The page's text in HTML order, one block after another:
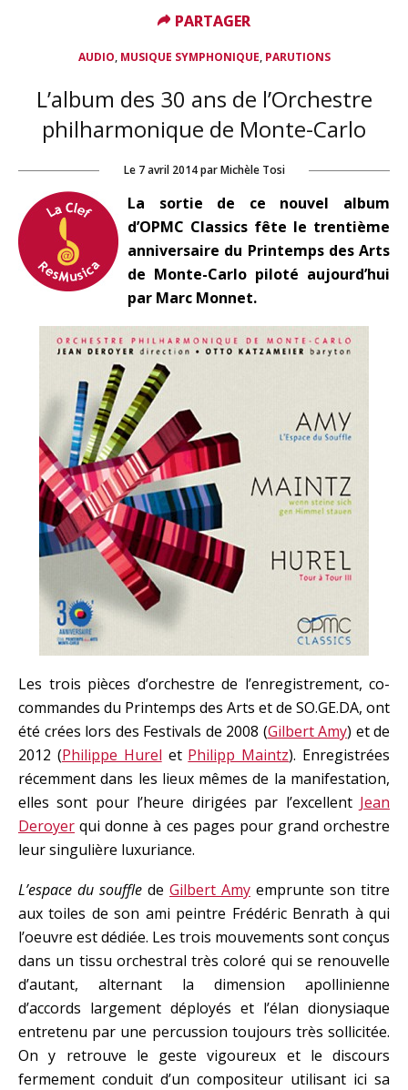
AUDIO, MUSIQUE SYMPHONIQUE, PARUTIONS
L’album des 30 ans de l’Orchestre
philharmonique de Monte-Carlo
Le 7 avril 2014 par Michèle Tosi
La sortie de ce nouvel album
d’OPMC Classics fête le trentième
anniversaire du Printemps des Arts
de Monte-Carlo piloté aujourd’hui
par Marc Monnet.
Les trois pièces d’orchestre de l’enregistrement, co-
commandes du Printemps des Arts et de SO.GE.DA, ont
été crées lors des Festivals de 2008 (Gilbert Amy) et de
2012 (Philippe Hurel et Philipp Maintz). Enregistrées
récemment dans les lieux mêmes de la manifestation,
elles sont pour l’heure dirigées par l’excellent Jean
Deroyer qui donne à ces pages pour grand orchestre
leur singulière luxuriance.
L’espace du souffle de Gilbert Amy emprunte son titre
aux toiles de son ami peintre Frédéric Benrath à qui
l’oeuvre est dédiée. Les trois mouvements sont conçus
dans un tissu orchestral très coloré qui se renouvelle
d’autant, alternant la dimension apollinienne
d’accords largement déployés et l’élan dionysiaque
entretenu par une percussion toujours très sollicitée.
On y retrouve le geste vigoureux et le discours
fermement conduit d’un compositeur utilisant ici sa
PARTAGER
PARTAGER